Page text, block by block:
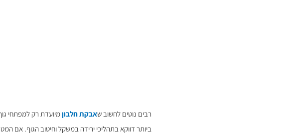
רבים נוטים לחשוב שאבקת חלבוןמיועדת רק למפתחי
ביותר דווקא בתהליכי ירידה במשקל וחיטוב הגוף. אם